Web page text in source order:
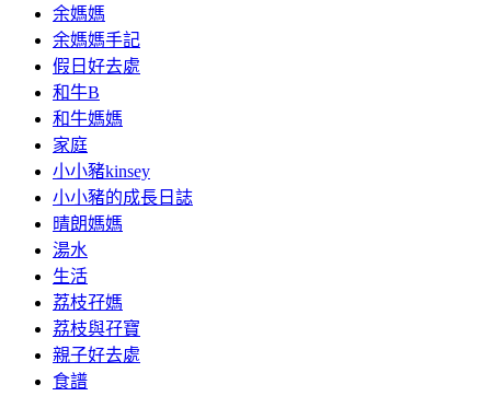
余媽媽
余媽媽手記
假日好去處
和牛B
和牛媽媽
家庭
小小豬kinsey
小小豬的成長日誌
晴朗媽媽
湯水
生活
荔枝孖媽
荔枝與孖寶
親子好去處
食譜